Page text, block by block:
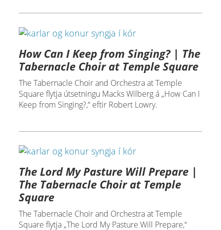
How Can I Keep from Singing? | The
Tabernacle Choir at Temple Square
The Tabernacle Choir and Orchestra at Temple
Square flytja útsetningu Macks Wilberg á „How Can I
Keep from Singing?,“ eftir Robert Lowry.
The Lord My Pasture Will Prepare |
The Tabernacle Choir at Temple
Square
The Tabernacle Choir and Orchestra at Temple
Square flytja „The Lord My Pasture Will Prepare,“